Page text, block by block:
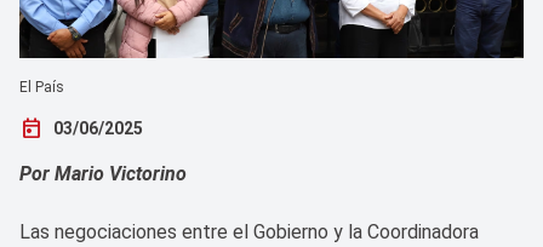
El País
today 03/06/2025
Por Mario Victorino
Las negociaciones entre el Gobierno y la Coordinadora